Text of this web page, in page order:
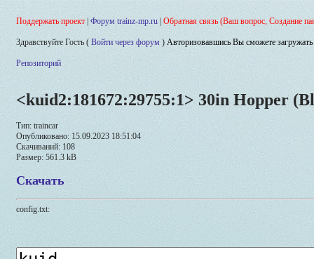
Поддержать проект Форум trainz-mp.ru Обратная связь (Ваш вопрос, Создание
Здравствуйте Гость ( Войти через форум ) Авторизовавшись Вы сможете
Репозиторий
<kuid2:181672:29755:1> 30in Hopper
Тип: traincar
Опубликовано: 15.09.2023 18:51:04
Скачиваний: 108
Размер: 561.3 kB
Скачать
config.txt: